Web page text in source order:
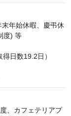
年始休暇、慶弔休
度) 等
日数19.2日）
、カフェテリアプ